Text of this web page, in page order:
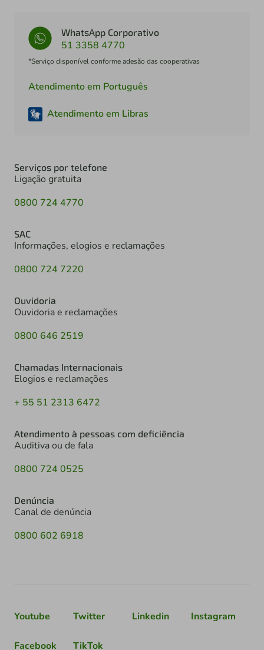
WhatsApp Corporativo
51 3358 4770
*Serviço disponível conforme adesão das cooperativas
Atendimento em Português
Atendimento em Libras
Serviços por telefone
Ligação gratuita
0800 724 4770
SAC
Informações, elogios e reclamações
0800 724 7220
Ouvidoria
Ouvidoria e reclamações
0800 646 2519
Chamadas Internacionais
Elogios e reclamações
+ 55 51 2313 6472
Atendimento à pessoas com deficiência
Auditiva ou de fala
0800 724 0525
Denúncia
Canal de denúncia
0800 602 6918
Youtube Twitter Linkedin Instagram
Facebook TikTok